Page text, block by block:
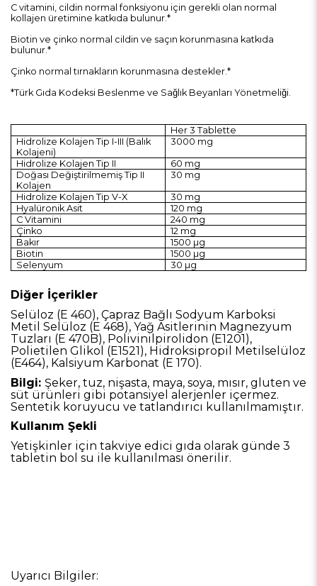
C vitamini, cildin normal fonksiyonu için gerekli olan normal
kollajen üretimine katkıda bulunur.*
Biotin ve çinko normal cildin ve saçın korunmasına katkıda
bulunur.*
Çinko normal tırnakların korunmasına destekler.*
*Türk Gıda Kodeksi Beslenme ve Sağlık Beyanları Yönetmeliği.
Her 3 Tablette
Hidrolize Kolajen Tip I-III (Balık
Kolajeni)
3000 mg
Hidrolize Kolajen Tip II
60 mg
Doğası Değiştirilmemiş Tip II
Kolajen
30 mg
Hidrolize Kolajen Tip V-X
30 mg
Hyalüronik Asit
120 mg
C Vitamini
240 mg
Çinko
12 mg
Bakır
1500 µg
Biotin
1500 µg
Selenyum
30 µg
Diğer İçerikler
Selüloz (E 460), Çapraz Bağlı Sodyum Karboksi
Metil Selüloz (E 468), Yağ Asitlerinin Magnezyum
Tuzları (E 470B), Polivinilpirolidon (E1201),
Polietilen Glikol (E1521), Hidroksipropil Metilselüloz
(E464), Kalsiyum Karbonat (E 170).
Bilgi: Şeker, tuz, nişasta, maya, soya, mısır, gluten ve
süt ürünleri gibi potansiyel alerjenler içermez.
Sentetik koruyucu ve tatlandırıcı kullanılmamıştır.
Kullanım Şekli
Yetişkinler için takviye edici gıda olarak günde 3
tabletin bol su ile kullanılması önerilir.
Uyarıcı Bilgiler: